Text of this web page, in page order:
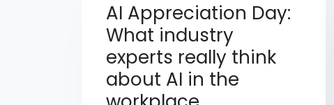
AI Appreciation Day:
What industry
experts really think
about AI in the